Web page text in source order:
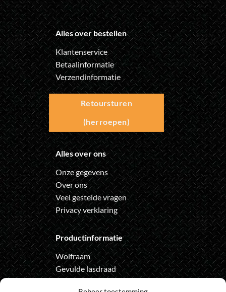
Alles over bestellen
Klantenservice
Betaalinformatie
Verzendinformatie
Retoursturen
(herroepen)
Alles over ons
Onze gegevens
Over ons
Veel gestelde vragen
Privacy verklaring
Productinformatie
Wolfraam
Gevulde lasdraad
Automatische lashelm